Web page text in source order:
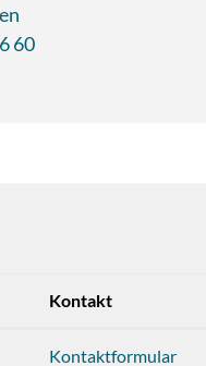
60
Kontakt
Kontaktformular